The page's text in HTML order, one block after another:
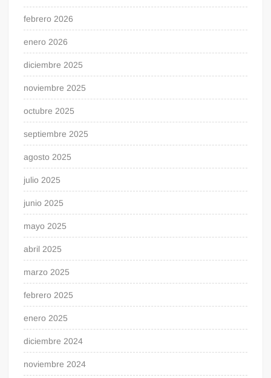
febrero 2026
enero 2026
diciembre 2025
noviembre 2025
octubre 2025
septiembre 2025
agosto 2025
julio 2025
junio 2025
mayo 2025
abril 2025
marzo 2025
febrero 2025
enero 2025
diciembre 2024
noviembre 2024